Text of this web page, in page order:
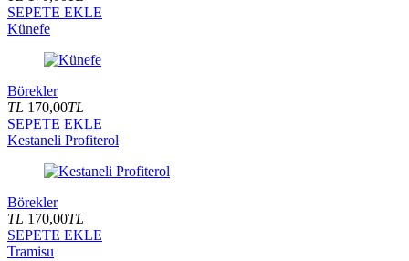
SEPETE EKLE
Künefe
Börekler
TL 170,00TL
SEPETE EKLE
Kestaneli Profiterol
Börekler
TL 170,00TL
SEPETE EKLE
Tramisu